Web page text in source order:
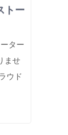
トー
ター
ませ
ウド